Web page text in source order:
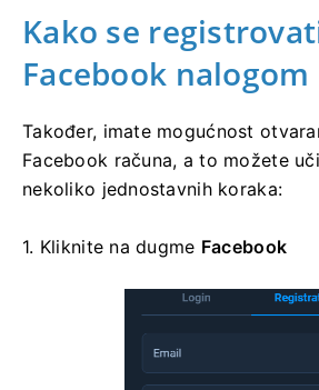
Kako se
Facebook nalogom
Također, imate mogućnost
Facebook računa, a to možete
nekoliko jednostavnih koraka:
1. Kliknite nadugme Facebook